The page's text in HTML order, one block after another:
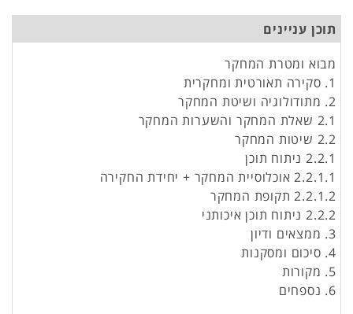
תוכן עניינים
מבוא ומטרת המחקר
1. סקירה תאורטית ומחקרית
2. מתודולוגיה ושיטת המחקר
2.1 שאלת המחקר והשערות המחקר
2.2 שיטות המחקר
2.2.1 ניתוח תוכן
2.2.1.1 אוכלוסיית המחקר + יחידת החקירה
2.2.1.2 תקופת המחקר
2.2.2 ניתוח תוכן איכותני
3. ממצאים ודיון
4. סיכום ומסקנות
5. מקורות
6. נספחים